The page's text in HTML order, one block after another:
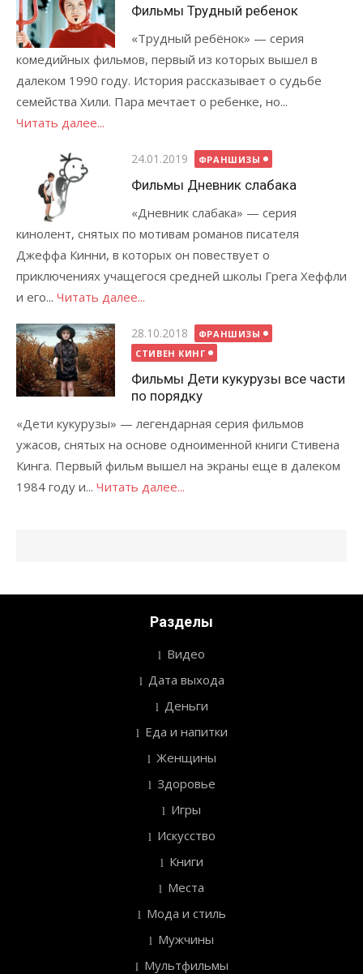
Фильмы Трудный ребенок
«Трудный ребёнок» — серия
комедийных фильмов, первый из которых вышел в
далеком 1990 году. История рассказывает о судьбе
семейства Хили. Пара мечтает о ребенке, но...
Читать далее...
Опубликовано
24.01.2019 ФРАНШИЗЫ
Фильмы Дневник слабака
«Дневник слабака» — серия
кинолент, снятых по мотивам романов писателя
Джеффа Кинни, в которых он повествует о
приключениях учащегося средней школы Грега Хеффли
и его... Читать далее...
Опубликовано
28.10.2018
ФРАНШИЗЫ
СТИВЕН КИНГ
Фильмы Дети кукурузы все части
по порядку
«Дети кукурузы» — легендарная серия фильмов
ужасов, снятых на основе одноименной книги Стивена
Кинга. Первый фильм вышел на экраны еще в далеком
1984 году и... Читать далее...
Разделы
Видео
Дата выхода
Деньги
Еда и напитки
Женщины
Здоровье
Игры
Искусство
Книги
Места
Мода и стиль
Мужчины
Мультфильмы